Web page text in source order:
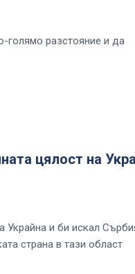
разстояние и да
цялост на
Украйна и би искал
страна в тази област